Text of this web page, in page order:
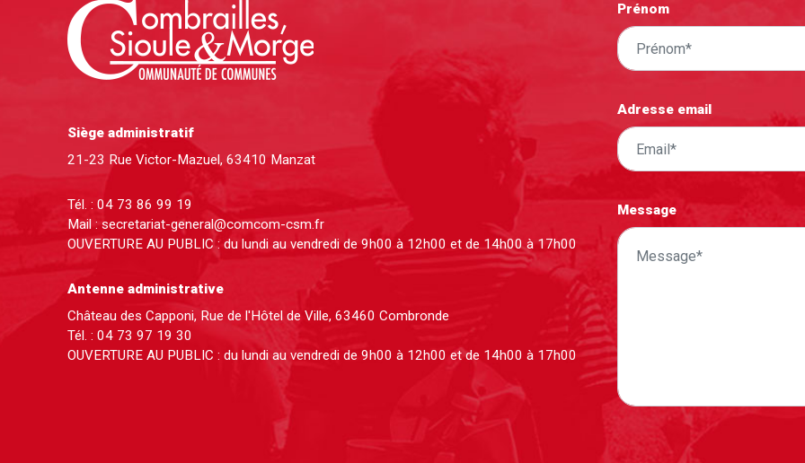
Siège administratif
21-23 Rue Victor-Mazuel, 63410 Manzat
Tél. : 04 73 86 99 19
Mail : secretariat-general@comcom-csm.fr
OUVERTURE AU PUBLIC : du lundi au vendredi de 9h00 à 12h00 et de 14h00 à 17h00
Antenne administrative
Château des Capponi, Rue de l'Hôtel de Ville, 63460 Combronde
Tél. : 04 73 97 19 30
OUVERTURE AU PUBLIC : du lundi au vendredi de 9h00 à 12h00 et de 14h00 à 17h00
Prénom
Adresse email
Message